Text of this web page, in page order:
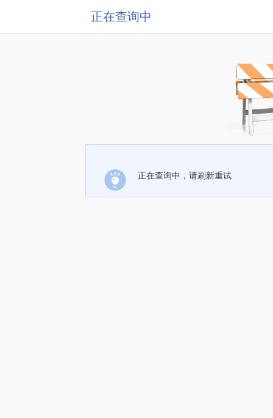
正在查询中
正在查询中，请刷新重试